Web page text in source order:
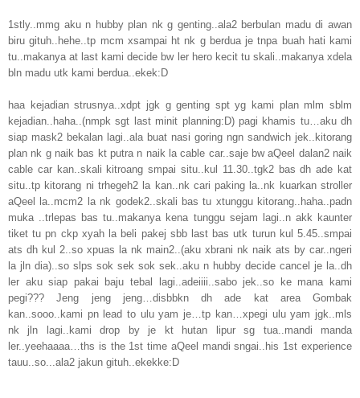
1stly..mmg aku n hubby plan nk g genting..ala2 berbulan madu di awan
biru gituh..hehe..tp mcm xsampai ht nk g berdua je tnpa buah hati kami
tu..makanya at last kami decide bw ler hero kecit tu skali..makanya xdela
bln madu utk kami berdua..ekek:D
haa kejadian strusnya..xdpt jgk g genting spt yg kami plan mlm sblm
kejadian..haha..(nmpk sgt last minit planning:D) pagi khamis tu…aku dh
siap mask2 bekalan lagi..ala buat nasi goring ngn sandwich jek..kitorang
plan nk g naik bas kt putra n naik la cable car..saje bw aQeel dalan2 naik
cable car kan..skali kitroang smpai situ..kul 11.30..tgk2 bas dh ade kat
situ..tp kitorang ni trhegeh2 la kan..nk cari paking la..nk kuarkan stroller
aQeel la..mcm2 la nk godek2..skali bas tu xtunggu kitorang..haha..padn
muka ..trlepas bas tu..makanya kena tunggu sejam lagi..n akk kaunter
tiket tu pn ckp xyah la beli pakej sbb last bas utk turun kul 5.45..smpai
ats dh kul 2..so xpuas la nk main2..(aku xbrani nk naik ats by car..ngeri
la jln dia)..so slps sok sek sok sek..aku n hubby decide cancel je la..dh
ler aku siap pakai baju tebal lagi..adeiiii..sabo jek..so ke mana kami
pegi??? Jeng jeng jeng…disbbkn dh ade kat area Gombak
kan..sooo..kami pn lead to ulu yam je…tp kan…xpegi ulu yam jgk..mls
nk jln lagi..kami drop by je kt hutan lipur sg tua..mandi manda
ler..yeehaaaa…ths is the 1st time aQeel mandi sngai..his 1st experience
tauu..so...ala2 jakun gituh..ekekke:D